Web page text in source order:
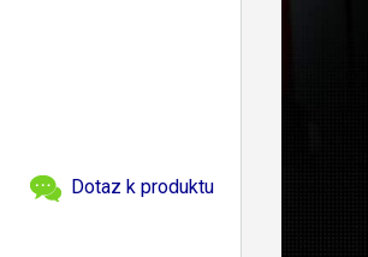
Dotaz k produktu